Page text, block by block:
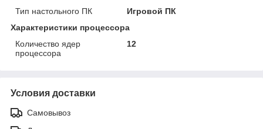
Тип настольного ПК
Игровой ПК
Характеристики процессора
Количество ядер
процессора
12
Условия доставки
Самовывоз